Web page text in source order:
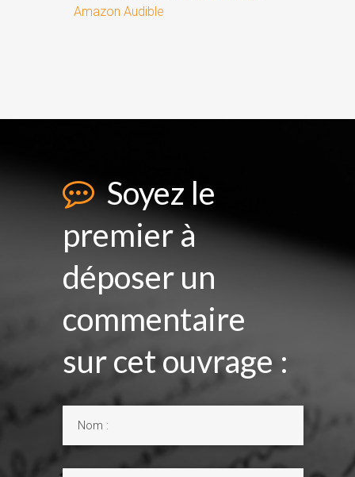
Amazon Audible
Soyez le
premier à
déposer un
commentaire
sur cet ouvrage :